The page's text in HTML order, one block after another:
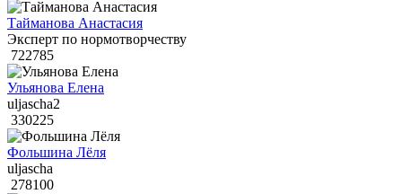
Тайманова Анастасия
Эксперт по нормотворчеству
722785
Ульянова Елена
uljascha2
330225
Фольшина Лёля
uljascha
278100